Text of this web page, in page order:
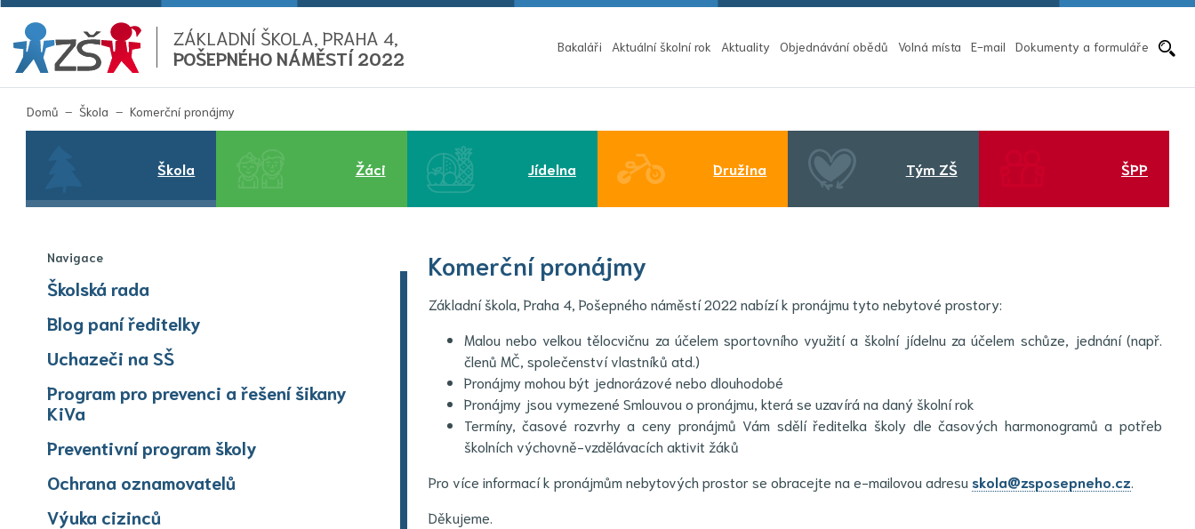
ZÁKLADNÍ ŠKOLA, PRAHA 4,
POŠEPNÉHO NÁMĚSTÍ 2022
Bakaláři Aktuální školní rok Aktuality Objednávání obědů Volná místa E-mail Dokumenty a formuláře
Domů Škola Komerční pronájmy
Škola Žáci Jídelna Družina Tým ZŠ ŠPP
Navigace
Školská rada
Blog paní ředitelky
Uchazeči na SŠ
Program pro prevenci a řešení šikany
KiVa
Preventivní program školy
Ochrana oznamovatelů
Výuka cizinců
Komerční pronájmy
Základní škola, Praha 4, Pošepného náměstí 2022 nabízí k pronájmu tyto nebytové prostory:
Malou nebo velkou tělocvičnu za účelem sportovního využití a školní jídelnu za účelem schůze, jednání (např.
členů MČ, společenství vlastníků atd.)
Pronájmy mohou být jednorázové nebo dlouhodobé
Pronájmy jsou vymezené Smlouvou o pronájmu, která se uzavírá na daný školní rok
Termíny, časové rozvrhy a ceny pronájmů Vám sdělí ředitelka školy dle časových harmonogramů a potřeb
školních výchovně-vzdělávacích aktivit žáků
Pro více informací k pronájmům nebytových prostor se obracejte na e-mailovou adresu skola@zsposepneho.cz
Děkujeme.